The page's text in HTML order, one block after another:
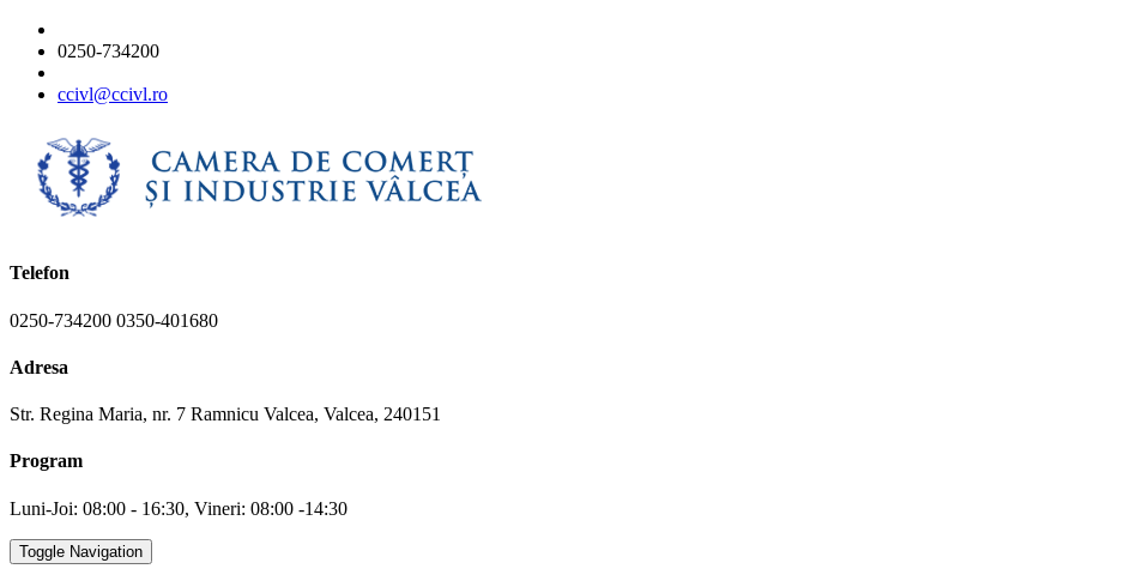
0250-734200
ccivl@ccivl.ro
Telefon
0250-734200 0350-401680
Adresa
Str. Regina Maria, nr. 7 Ramnicu Valcea, Valcea, 240151
Program
Luni-Joi: 08:00 - 16:30, Vineri: 08:00 -14:30
Toggle Navigation